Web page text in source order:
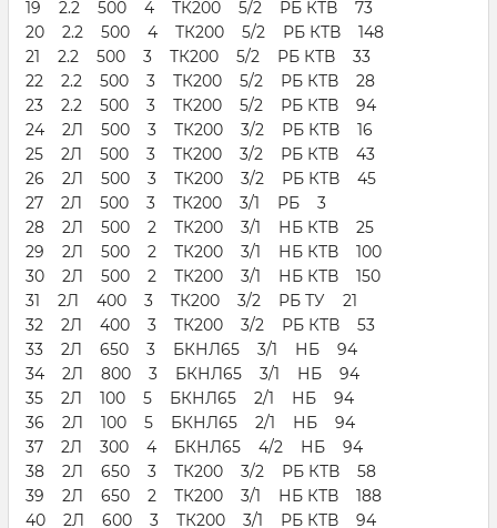
19 2.2 500 4 ТК200 5/2 РБ КТВ 73
20 2.2 500 4 ТК200 5/2 РБ КТВ 148
21 2.2 500 3 ТК200 5/2 РБ КТВ 33
22 2.2 500 3 ТК200 5/2 РБ КТВ 28
23 2.2 500 3 ТК200 5/2 РБ КТВ 94
24 2Л 500 3 ТК200 3/2 РБ КТВ 16
25 2Л 500 3 ТК200 3/2 РБ КТВ 43
26 2Л 500 3 ТК200 3/2 РБ КТВ 45
27 2Л 500 3 ТК200 3/1 РБ 3
28 2Л 500 2 ТК200 3/1 НБ КТВ 25
29 2Л 500 2 ТК200 3/1 НБ КТВ 100
30 2Л 500 2 ТК200 3/1 НБ КТВ 150
31 2Л 400 3 ТК200 3/2 РБ ТУ 21
32 2Л 400 3 ТК200 3/2 РБ КТВ 53
33 2Л 650 3 БКНЛ65 3/1 НБ 94
34 2Л 800 3 БКНЛ65 3/1 НБ 94
35 2Л 100 5 БКНЛ65 2/1 НБ 94
36 2Л 100 5 БКНЛ65 2/1 НБ 94
37 2Л 300 4 БКНЛ65 4/2 НБ 94
38 2Л 650 3 ТК200 3/2 РБ КТВ 58
39 2Л 650 2 ТК200 3/1 НБ КТВ 188
40 2Л 600 3 ТК200 3/1 РБ КТВ 94